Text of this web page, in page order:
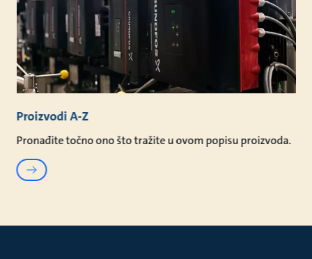
Proizvodi A-Z
Pronađite točno ono što tražite u ovom popisu proizvoda.